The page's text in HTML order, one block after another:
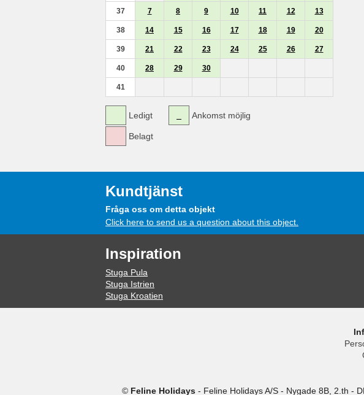
37 7 8 9 10 11 12 13
38 14 15 16 17 18 19 20
39 21 22 23 24 25 26 27
40 28 29 30
41
Ledigt
Belagt
Ankomst möjlig
Kundtjänst
Fråga oss om detta objekt
Click here to send us a question about this object.
Inspiration
Stuga Pula
Stuga Istrien
Stuga Kroatien
© Feline Holidays - Feline Holidays A/S - Nygade 8B, 2.th -